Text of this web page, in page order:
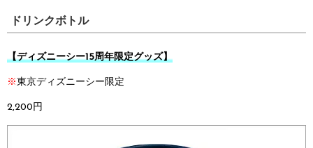
ドリンクボトル
【ディズニーシー15周年限定グッズ】
※東京ディズニーシー限定
2,200円